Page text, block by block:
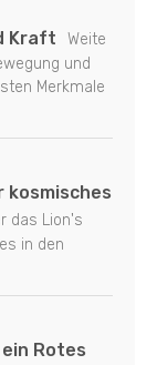
Kraft
Weite
und
Merkmale
kosmisches
das Lion's
in den
Rotes